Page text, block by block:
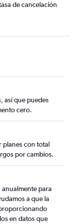
de cancelación
así que puedes
cero.
planes con total
por cambios.
para
a que la
en datos que